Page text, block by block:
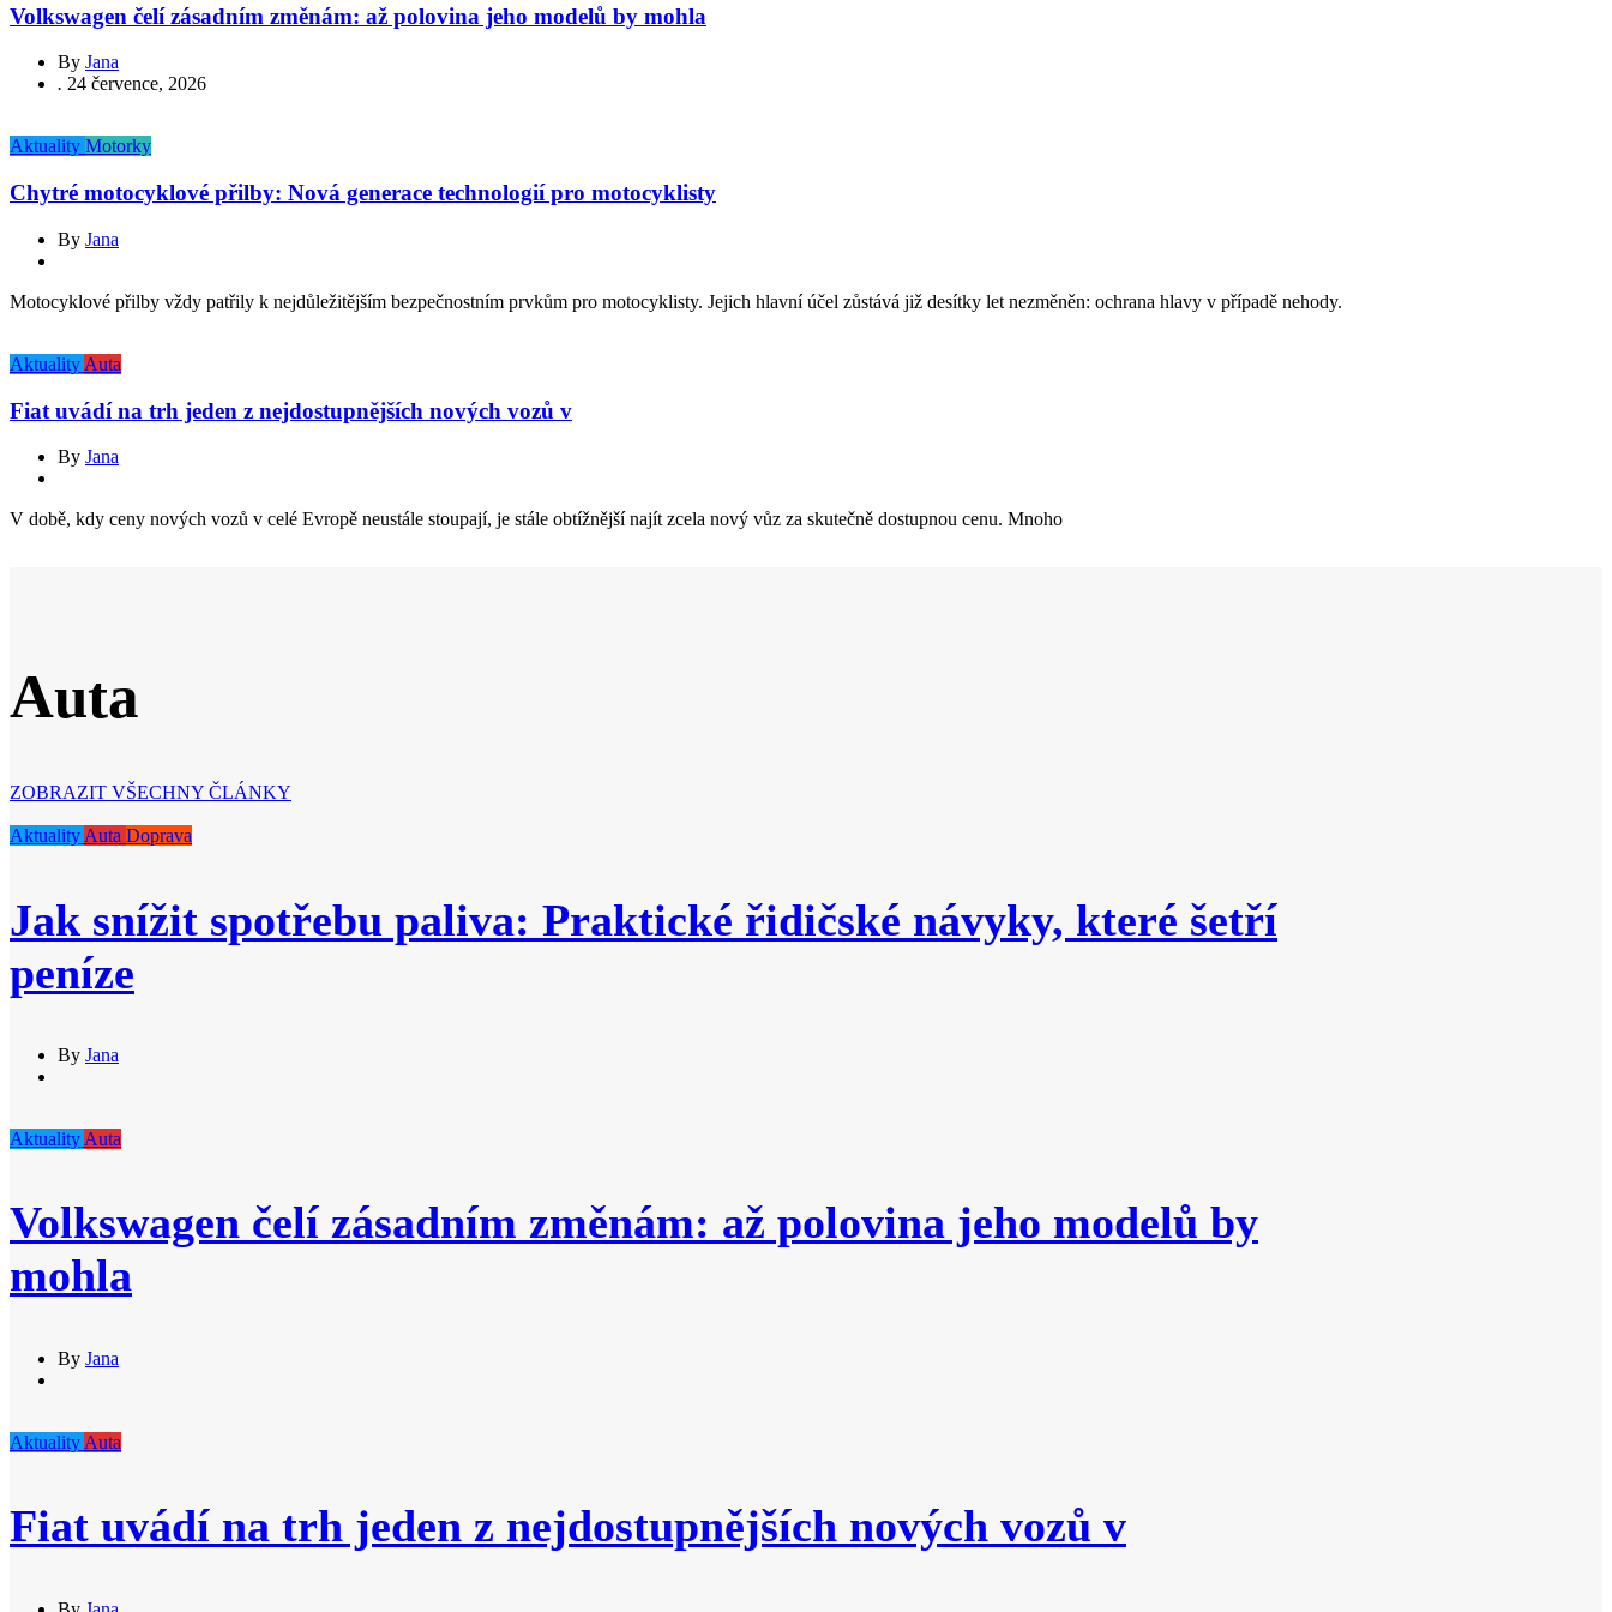
Volkswagen čelí zásadním změnám: až polovina jeho modelů by mohla
By Jana
. 24 července, 2026
Aktuality Motorky
Chytré motocyklové přilby: Nová generace technologií pro motocyklisty
By Jana
Motocyklové přilby vždy patřily k nejdůležitějším bezpečnostním prvkům pro motocyklisty. Jejich hlavní účel zůstává již desítky let nezměněn: ochrana hlavy v případě nehody.
Aktuality Auta
Fiat uvádí na trh jeden z nejdostupnějších nových vozů v
By Jana
V době, kdy ceny nových vozů v celé Evropě neustále stoupají, je stále obtížnější najít zcela nový vůz za skutečně dostupnou cenu. Mnoho
Auta
ZOBRAZIT VŠECHNY ČLÁNKY
Aktuality Auta Doprava
Jak snížit spotřebu paliva: Praktické řidičské návyky, které šetří
peníze
By Jana
Aktuality Auta
Volkswagen čelí zásadním změnám: až polovina jeho modelů by
mohla
By Jana
Aktuality Auta
Fiat uvádí na trh jeden z nejdostupnějších nových vozů v